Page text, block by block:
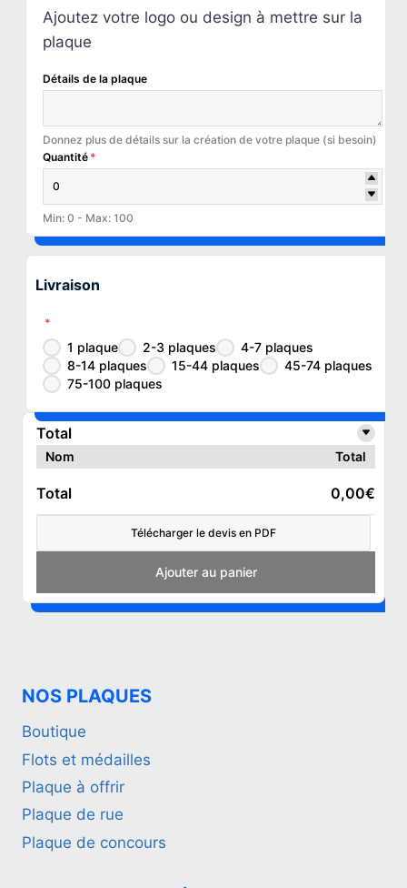
Ajoutez votre logo ou design à mettre sur la
plaque
Détails de la plaque
Donnez plus de détails sur la création de votre plaque (si besoin)
Quantité *
Min: 0 - Max: 100
Livraison
*
1 plaque 2-3 plaques
4-7 plaques
8-14 plaques
15-44 plaques
45-74 plaques
75-100 plaques
Total
Nom Total
Total 0,00€
Télécharger le devis en PDF
Add to cart
NOS PLAQUES
Boutique
Flots et médailles
Plaque à offrir
Plaque de rue
Plaque de concours